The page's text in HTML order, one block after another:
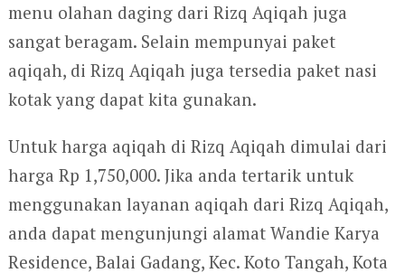
menu olahan daging dari Rizq Aqiqah juga
sangat beragam. Selain mempunyai paket
aqiqah, di Rizq Aqiqah juga tersedia paket nasi
kotak yang dapat kita gunakan.
Untuk harga aqiqah di Rizq Aqiqah dimulai dari
harga Rp 1,750,000. Jika anda tertarik untuk
menggunakan layanan aqiqah dari Rizq Aqiqah,
anda dapat mengunjungi alamat Wandie Karya
Residence, Balai Gadang, Kec. Koto Tangah, Kota